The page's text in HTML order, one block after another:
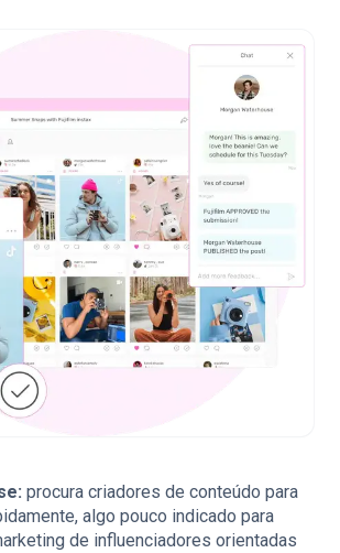
procura criadores de conteúdo para
algo pouco indicado para
de influenciadores orientadas